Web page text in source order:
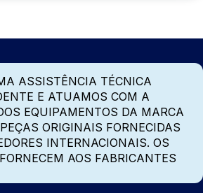
ASSISTÊNCIA TÉCNICA
E ATUAMOS COM A
EQUIPAMENTOS DA MARCA
ORIGINAIS FORNECIDAS
INTERNACIONAIS. OS
AOS FABRICANTES